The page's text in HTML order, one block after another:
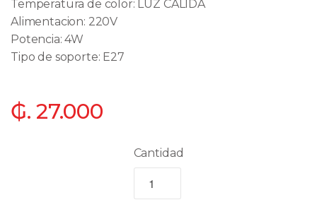
Temperatura de color: LUZ CALIDA
Alimentacion: 220V
Potencia: 4W
Tipo de soporte: E27
₲. 27.000
Cantidad